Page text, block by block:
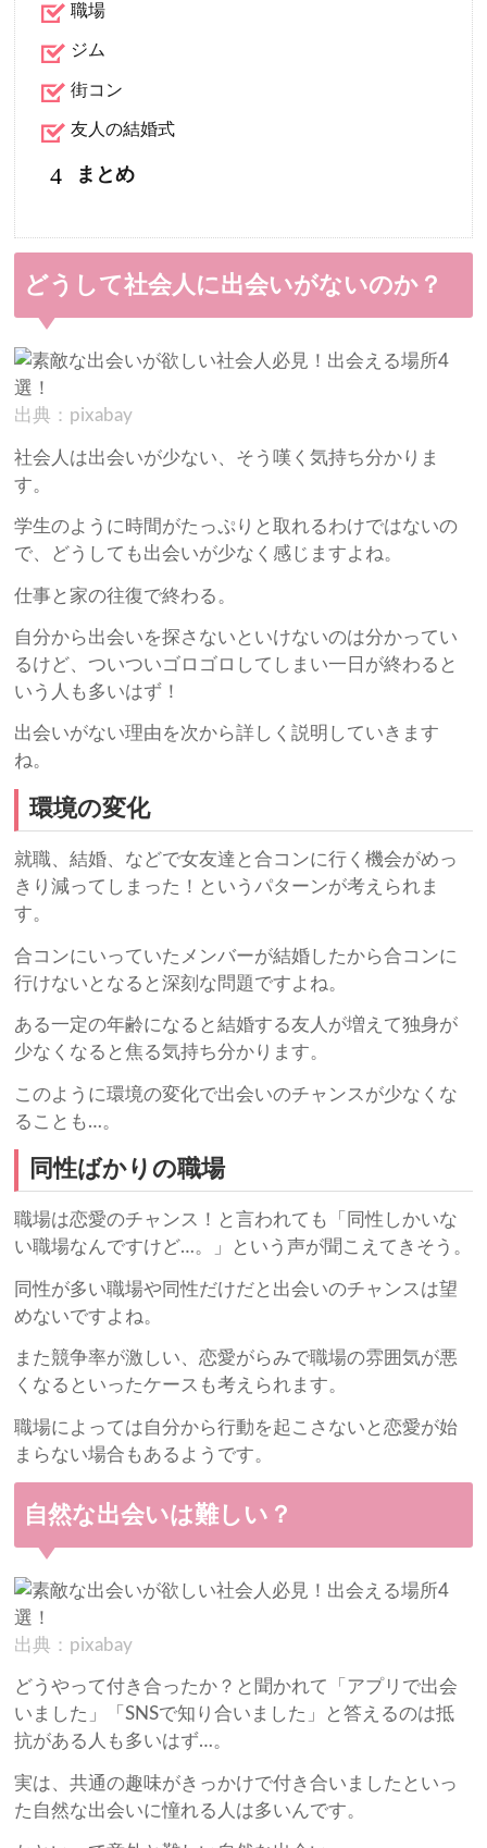
職場
ジム
街コン
友人の結婚式
4 まとめ
どうして社会人に出会いがないのか？
出典：pixabay
社会人は出会いが少ない、そう嘆く気持ち分かりま
す。
学生のように時間がたっぷりと取れるわけではないの
で、どうしても出会いが少なく感じますよね。
仕事と家の往復で終わる。
自分から出会いを探さないといけないのは分かってい
るけど、ついついゴロゴロしてしまい一日が終わると
いう人も多いはず！
出会いがない理由を次から詳しく説明していきます
ね。
環境の変化
就職、結婚、などで女友達と合コンに行く機会がめっ
きり減ってしまった！というパターンが考えられま
す。
合コンにいっていたメンバーが結婚したから合コンに
行けないとなると深刻な問題ですよね。
ある一定の年齢になると結婚する友人が増えて独身が
少なくなると焦る気持ち分かります。
このように環境の変化で出会いのチャンスが少なくな
ることも…。
同性ばかりの職場
職場は恋愛のチャンス！と言われても「同性しかいな
い職場なんですけど…。」という声が聞こえてきそう。
同性が多い職場や同性だけだと出会いのチャンスは望
めないですよね。
また競争率が激しい、恋愛がらみで職場の雰囲気が悪
くなるといったケースも考えられます。
職場によっては自分から行動を起こさないと恋愛が始
まらない場合もあるようです。
自然な出会いは難しい？
出典：pixabay
どうやって付き合ったか？と聞かれて「アプリで出会
いました」「SNSで知り合いました」と答えるのは抵
抗がある人も多いはず…。
実は、共通の趣味がきっかけで付き合いましたといっ
た自然な出会いに憧れる人は多いんです。